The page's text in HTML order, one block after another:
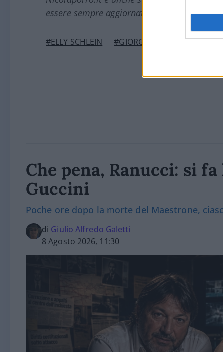
essere sempre aggiornati (gratis).
#ELLY SCHLEIN #GIORGIA MELONI
Che pena, Ranucci: si
Guccini
Poche ore dopo la morte del Maestrone,
di Giulio Alfredo Galetti
8 Agosto 2026, 11:30